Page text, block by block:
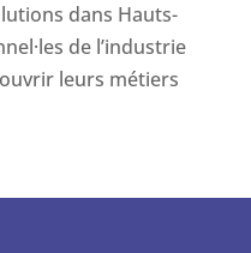
dans Hauts-
de l’industrie
leurs métiers